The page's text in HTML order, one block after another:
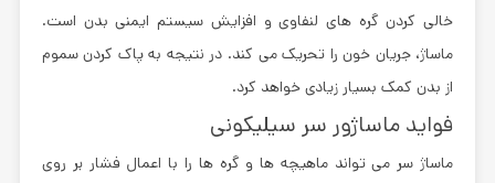
خالی کردن گره‌ های لنفاوی و افزایش سیستم ایمنی بدن است.
ماساژ، جریان خون را تحریک می ‌کند. در نتیجه به پاک کردن سموم
از بدن کمک بسیار زیادی خواهد کرد.
فواید ماساژور سر سیلیکونی
ماساژ سر می‌ تواند ماهیچه‌ ها و گره‌ ها را با اعمال فشار بر روی